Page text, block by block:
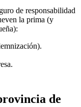
de responsabilidad
la prima (y
de